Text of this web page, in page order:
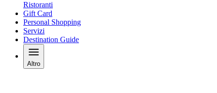
Ristoranti
Gift Card
Personal Shopping
Servizi
Destination Guide
Altro